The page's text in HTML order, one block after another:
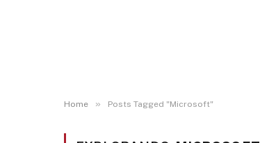
Home » Posts Tagged "Microsoft"